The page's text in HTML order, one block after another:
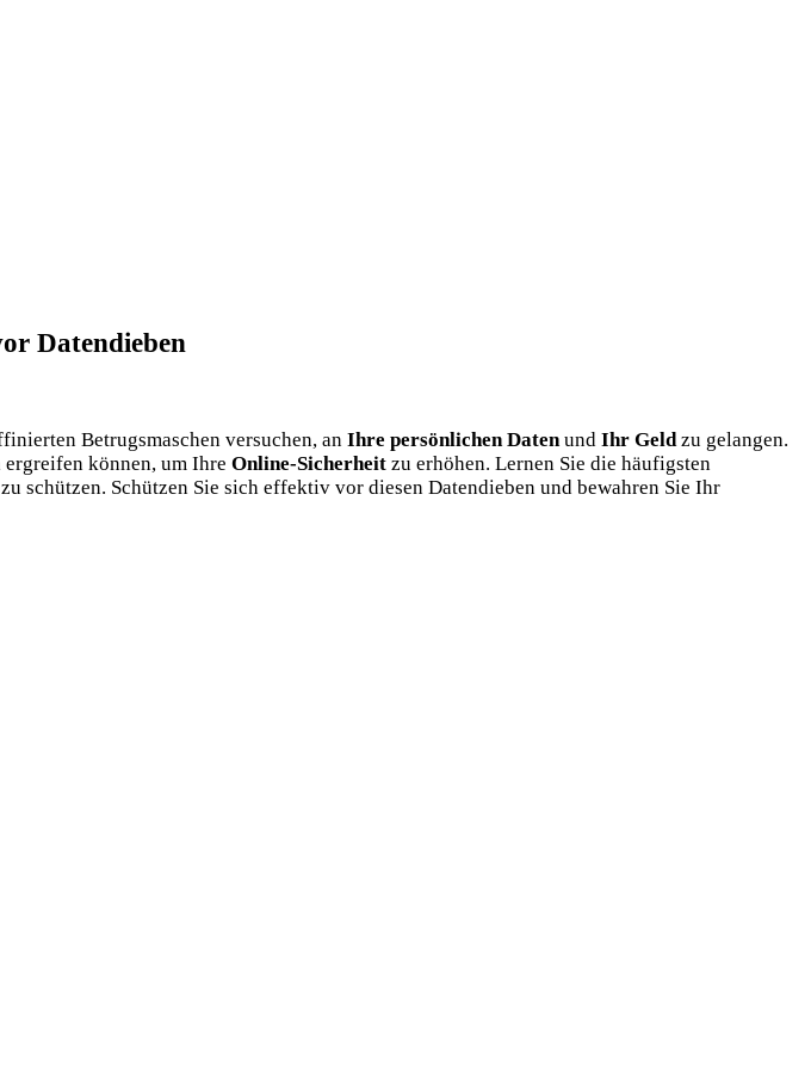
Datendieben
Betrugsmaschen versuchen, an Ihre persönlichen Daten und Ihr Geld zu gelangen.
können, um Ihre Online-Sicherheit zu erhöhen. Lernen Sie die häufigsten
zu schützen. Schützen Sie sich effektiv vor diesen Datendieben und bewahren Sie Ihr